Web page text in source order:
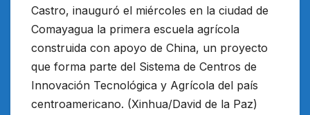
Castro, inauguró el miércoles en la ciudad de
Comayagua la primera escuela agrícola
construida con apoyo de China, un proyecto
que forma parte del Sistema de Centros de
Innovación Tecnológica y Agrícola del país
centroamericano. (Xinhua/David de la Paz)